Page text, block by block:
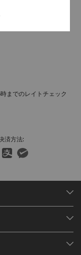
までのレイトチェック
済方法: